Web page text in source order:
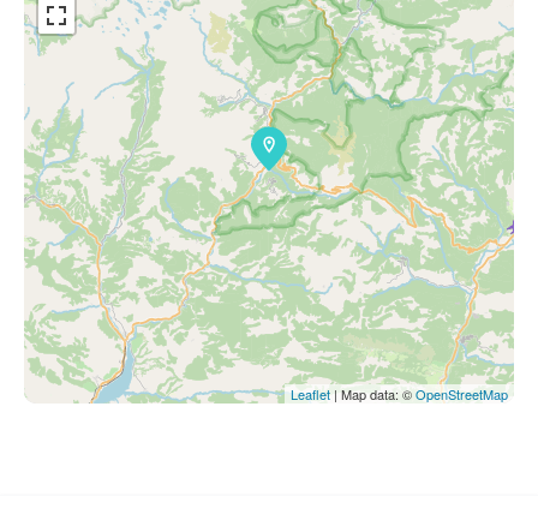
Leaflet | Map data: ©OpenStreetMap